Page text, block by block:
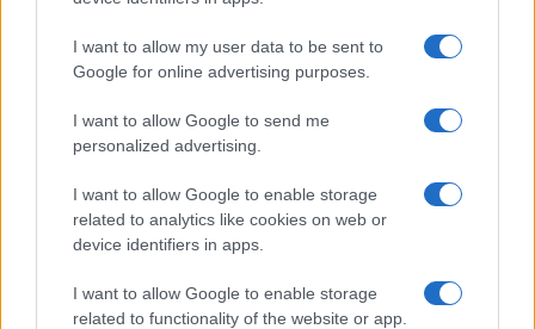
I want to allow my user data to be sent to
Google for online advertising purposes.
I want to allow Google to send me
personalized advertising.
I want to allow Google to enable storage
related to analytics like cookies on web or
device identifiers in apps.
I want to allow Google to enable storage
related to functionality of the website or app.
εκατ. ευρώ και αύξηση
κερδών 57% - Τα νέα
alcohol
Χρηματοοικονομικός
αγορά ενέργειας
Η Chery επενδύει 75 εκατ. δολάρια στην KG Mobility